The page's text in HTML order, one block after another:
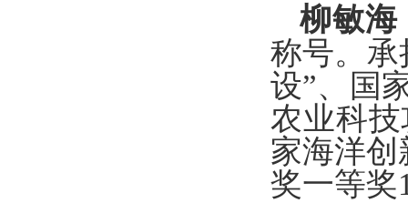
柳敏海
称号。 承
设”、国
农业科
家海洋
奖一等奖